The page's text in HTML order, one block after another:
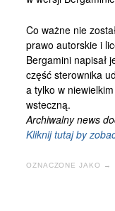
Co ważne nie
prawo autorskie i
Bergamini napisał
część sterownika
a tylko w
wsteczną.
Archiwalny news
Kliknij tutaj by
OZNACZONE JAKO →